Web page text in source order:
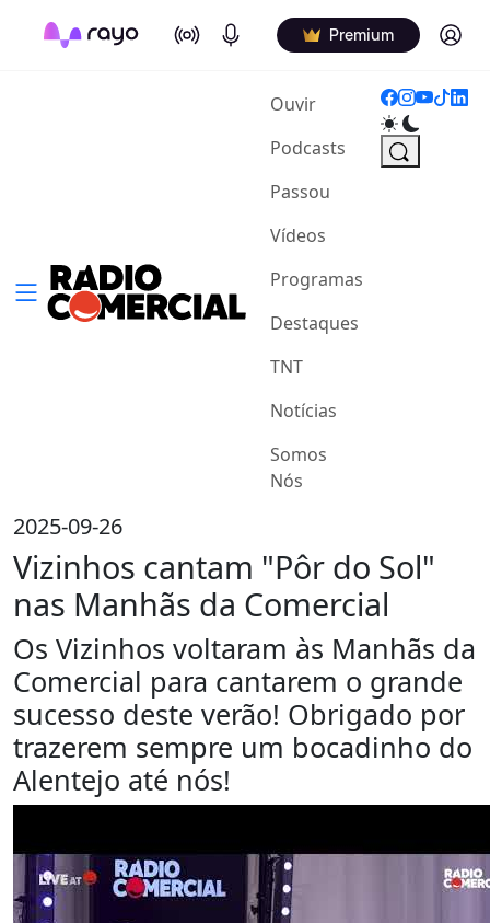
On Air Podcasts Premium Log in
Ouvir(current)
Podcasts
Passou
Vídeos
Programas
Destaques
TNT
Notícias
Somos
Nós
2025-09-26
Vizinhos cantam "Pôr do Sol"
nas Manhãs da Comercial
Os Vizinhos voltaram às Manhãs da
Comercial para cantarem o grande
sucesso deste verão! Obrigado por
trazerem sempre um bocadinho do
Alentejo até nós!